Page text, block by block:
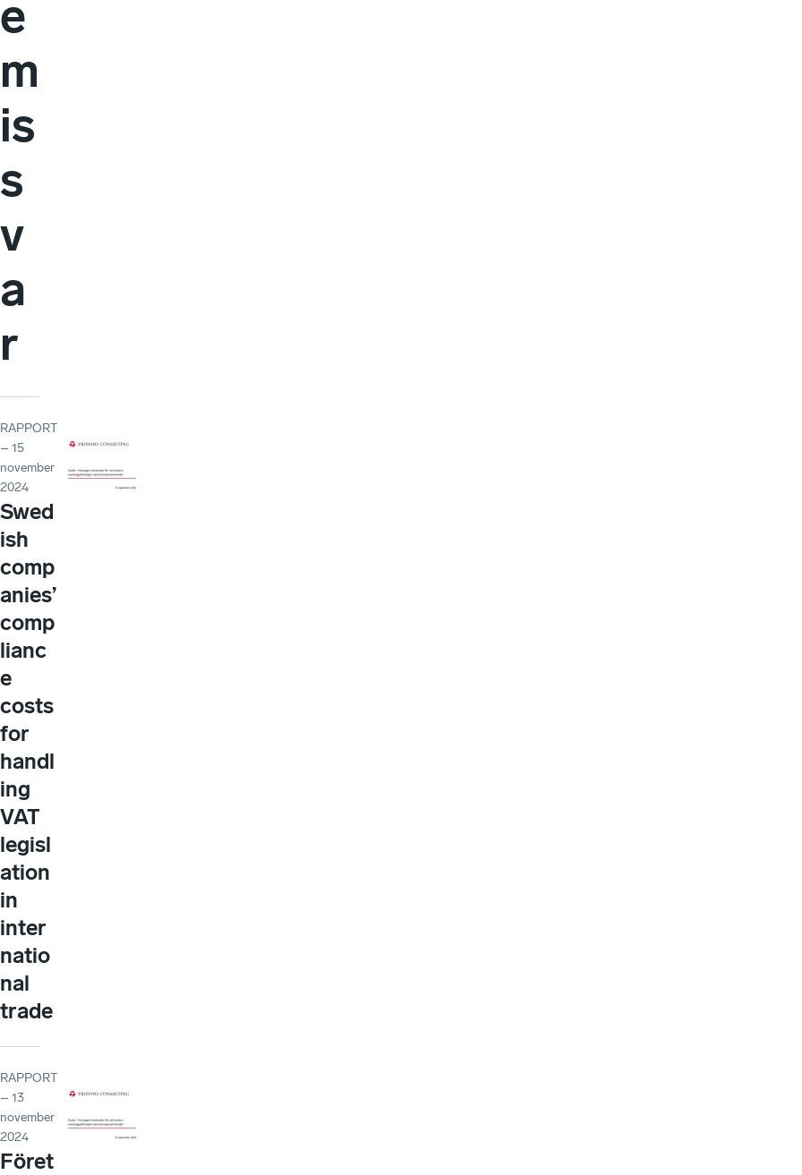
e
m
is
s
v
a
r
RAPPORT
– 15
november
2024
Swed
ish
comp
anies’
comp
lianc
e
costs
for
handl
ing
VAT
legisl
ation
in
inter
natio
nal
trade
RAPPORT
– 13
november
2024
Föret